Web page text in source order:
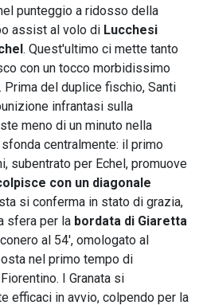
punteggio a ridosso della
assist al volo di Lucchesi
. Quest'ultimo ci mette tanto
con un tocco morbidissimo
del duplice fischio, Santi
infrantasi sulla
meno di un minuto nella
centralmente: il primo
subentrato per Echel, promuove
con un diagonale
si conferma in stato di grazia,
sfera per la bordata di Giaretta
al 54', omologato al
nel primo tempo di
I Granata si
efficaci in avvio, colpendo per la